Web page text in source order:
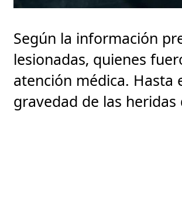
Según la información
lesionadas, quienes
atención médica. Hasta
gravedad de las